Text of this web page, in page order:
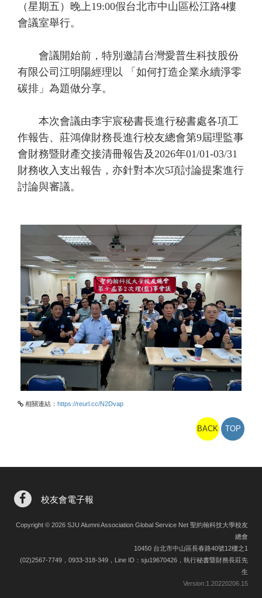
（星期五）晚上19:00假台北市中山區松江路4樓
會議室舉行。
會議開始前，特別邀請台灣愛普生科技股份
有限公司江明陽經理以 「如何打造企業永續淨零
碳排」為題做分享。
本次會議由李宇宸秘書長進行秘書處各項工
作報告、莊鴻偉財務長進行校友總會第9屆理監事
會財務暨財產交接清冊報告及2026年01/01-03/31
財務收入支出報告，亦針對本次5項討論提案進行
討論與審議。
相關連結： https://reurl.cc/N2Dvap
BACK TOP
校友會電子報
Copyright © 2026 SJU Alumni Association Global Service Net 聖約翰科技大學校友
總會
10450 台北市中山區長春路40號12樓之1
(02)2567-7749，0933-318-349，Line ID：sju19670426，執行秘書暨財務長莊先
生
Version:1.20220206.15